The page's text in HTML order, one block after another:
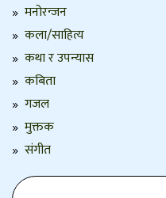
मनोरन्जन
कला/साहित्य
कथा र उपन्यास
कबिता
गजल
मुक्तक
संगीत